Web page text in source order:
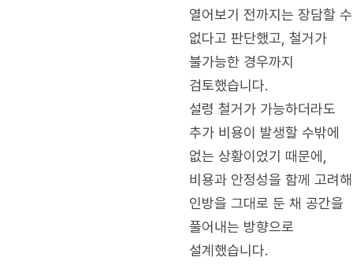
열어보기 전까지는 장담할 수
없다고 판단했고, 철거가
불가능한 경우까지
검토했습니다.
설령 철거가 가능하더라도
추가 비용이 발생할 수밖에
없는 상황이었기 때문에,
비용과 안정성을 함께 고려해
인방을 그대로 둔 채 공간을
풀어내는 방향으로
설계했습니다.